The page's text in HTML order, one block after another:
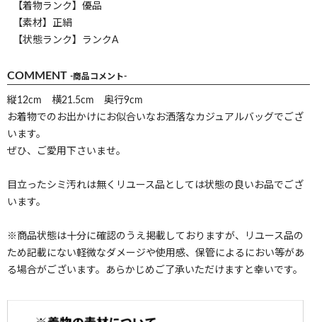
【着物ランク】優品
【素材】正絹
【状態ランク】ランクA
COMMENT -商品コメント-
縦12cm 横21.5cm 奥行9cm
お着物でのお出かけにお似合いなお洒落なカジュアルバッグでござ
います。
ぜひ、ご愛用下さいませ。
目立ったシミ汚れは無くリユース品としては状態の良いお品でござ
います。
※商品状態は十分に確認のうえ掲載しておりますが、リユース品の
ため記載にない軽微なダメージや使用感、保管によるにおい等があ
る場合がございます。あらかじめご了承いただけますと幸いです。